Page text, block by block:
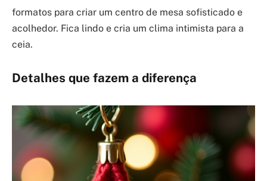
formatos para criar um centro de mesa sofisticado e
acolhedor. Fica lindo e cria um clima intimista para a
ceia.
Detalhes que fazem a diferença